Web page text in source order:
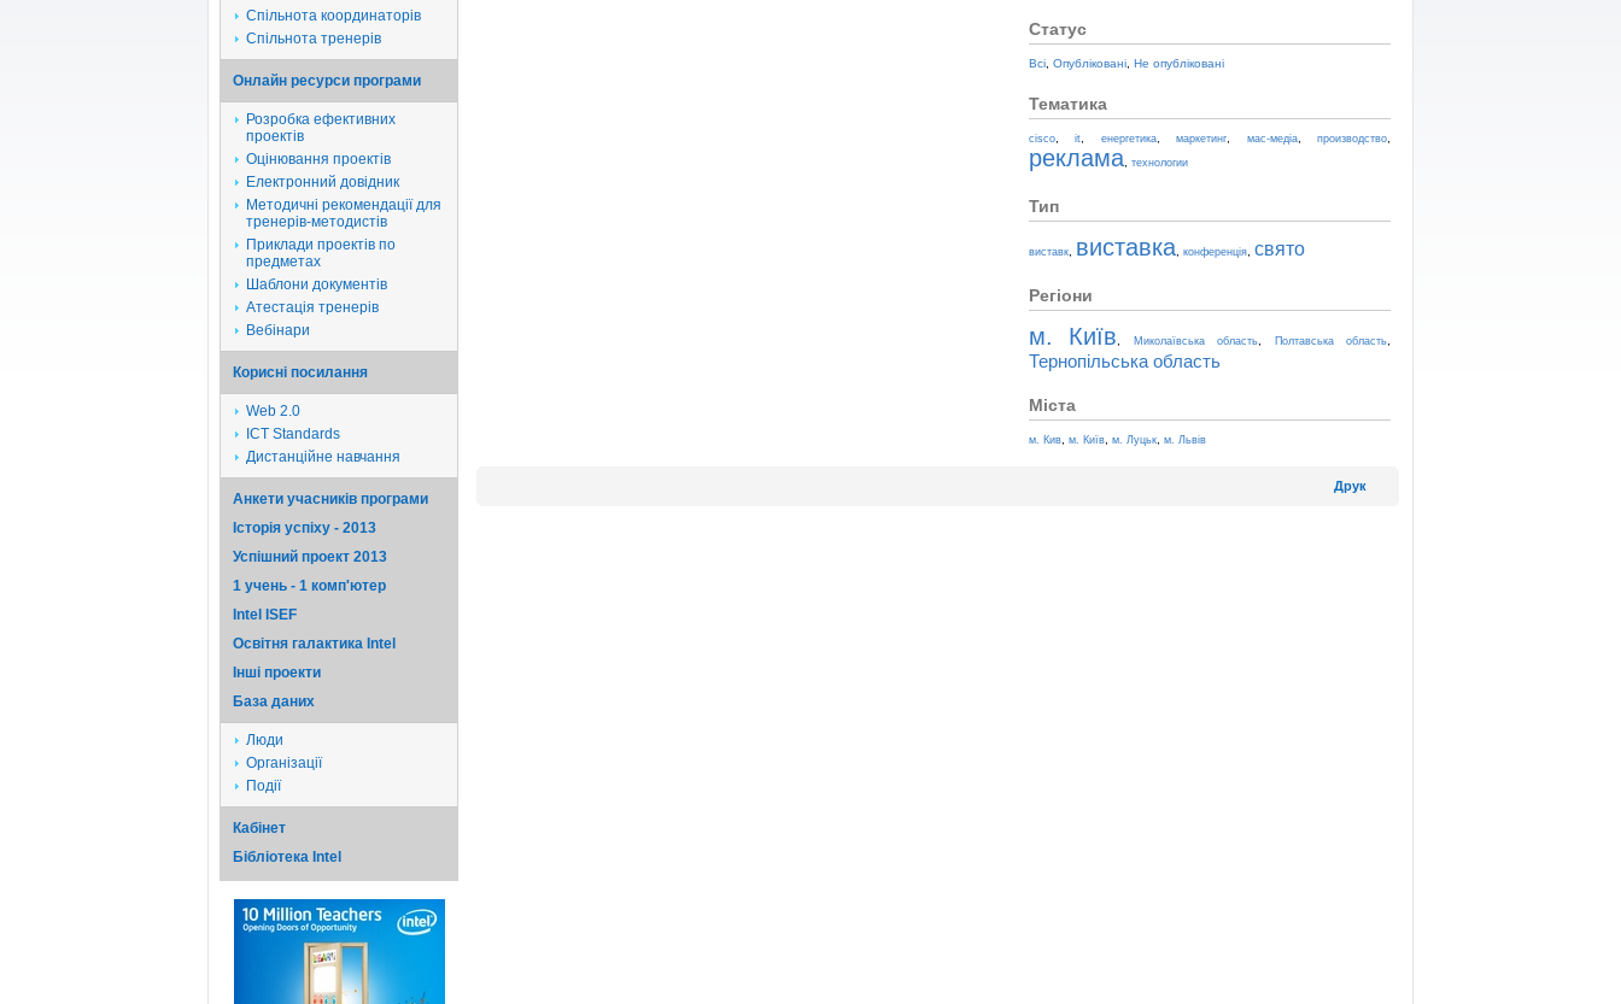
Спільнота координаторів
Спільнота тренерів
Онлайн ресурси програми
Розробка ефективних
проектів
Оцінювання проектів
Електронний довідник
Методичні рекомендації для
тренерів-методистів
Приклади проектів по
предметах
Шаблони документів
Атестація тренерів
Вебінари
Корисні посилання
Web 2.0
ICT Standards
Дистанційне навчання
Анкети учасників програми
Історія успіху - 2013
Успішний проект 2013
1 учень - 1 комп'ютер
Intel ISEF
Освітня галактика Intel
Iншi проекти
База даних
Люди
Організації
Події
Кабінет
Бібліотека Intel
Статус
Всі Опубліковані Не опубліковані
Тематика
cisco ,it енергетика,маркетинг мас-медіа,производство
реклама технологии
Тип
виставк виставка конференція свято
Регіони
м. Київ Миколаївська область Полтавська область
Тернопільська область
Міста
м. Кив м. Київ м. Луцьк м. Львів
Друк